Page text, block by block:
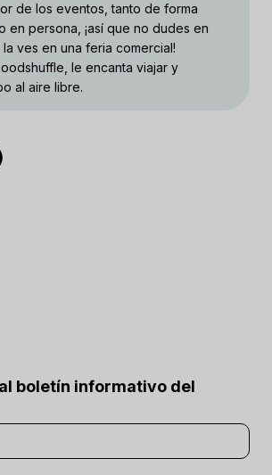
de los eventos, tanto de forma
en persona, ¡así que no dudes en
la ves en una feria comercial!
le encanta viajar y
al aire libre.
boletín informativo del